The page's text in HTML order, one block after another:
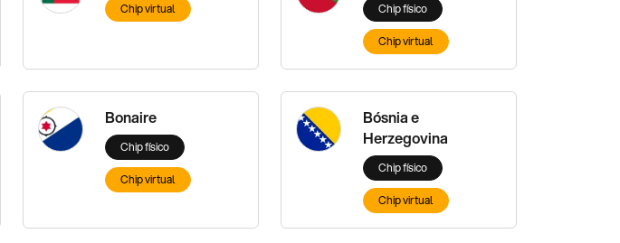
Chip virtual Chip físico
Chip virtual
Bonaire
Chip físico
Chip virtual
Bósnia e
Herzegovina
Chip físico
Chip virtual